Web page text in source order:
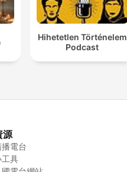
Hihetetlen Történelem
Podcast
源
播電台
工具